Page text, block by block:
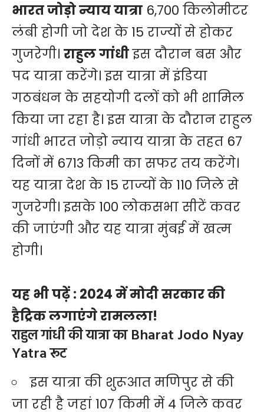
भारत जोड़ो न्याय यात्रा 6,700 किलोमीटर
लंबी होगी जो देश के 15 राज्यों से होकर
गुजरेगी। राहुल गांधीइस दौरान बस और
पद यात्रा करेंगे। इस यात्रा में इंडिया
गठबंधन के सहयोगी दलों को भी शामिल
किया जा रहा है। इस यात्रा के दौरान राहुल
गांधी भारत जोड़ो न्याय यात्रा के तहत 67
दिनों में 6713 किमी का सफर तय करेंगे।
यह यात्रा देश के 15 राज्यों के 110 जिले से
गुजरेगी। इसके 100 लोकसभा सीटें कवर
की जाएंगी और यह यात्रा मुंबई में खत्म
होगी।
यह भी पढ़ें : 2024 में मोदी सरकार की
हैट्रिक लगाएंगे रामलला!
राहुल गांधी की यात्रा का Bharat Jodo Nyay
Yatra रूट
इस यात्रा की शुरूआत मणिपुर से की
जा रही है जहां 107 किमी में 4 जिले कवर